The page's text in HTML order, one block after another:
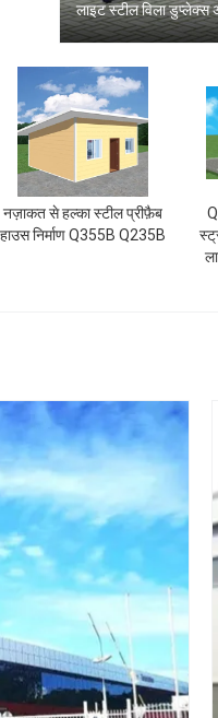
लाइट स्टील विला डुप्लेक्स
नज़ाकत से हल्का स्टील प्रीफ़ैब
हाउस निर्माण Q355B Q235B